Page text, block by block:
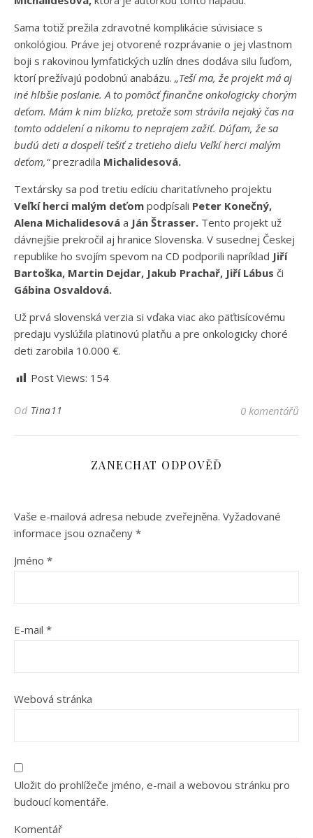
Sama totiž prežila zdravotné komplikácie súvisiace s
onkológiou. Práve jej otvorené rozprávanie o jej vlastnom
boji s rakovinou lymfatických uzlín dnes dodáva silu ľuďom,
ktorí prežívajú podobnú anabázu. „Teší ma, že projekt má aj
iné hlbšie poslanie. A to pomôcť finančne onkologicky chorým
deťom. Mám k nim blízko, pretože som strávila nejaký čas na
tomto oddelení a nikomu to neprajem zažiť. Dúfam, že sa
budú deti a dospelí tešiť z tretieho dielu Veľkí herci malým
deťom,“prezradila Michalidesová.
Textársky sa pod tretiu edíciu charitatívneho projektu
Veľkí herci malým deťom podpísali Peter Konečný,
Alena Michalidesová a Ján Štrasser. Tento projekt už
dávnejšie prekročil aj hranice Slovenska. V susednej Českej
republike ho svojím spevom na CD podporili napríklad Jiří
Bartoška, Martin Dejdar, Jakub Prachař, Jiří Lábus či
Gábina Osvaldová.
Už prvá slovenská verzia si vďaka viac ako päťtisícovému
predaju vyslúžila platinovú platňu a pre onkologicky choré
deti zarobila 10.000 €.
Post Views: 154
Od Tina11 0 komentářů
ZANECHAT ODPOVĚĎ
Vaše e-mailová adresa nebude zveřejněna. Vyžadované
informace jsou označeny *
Jméno *
E-mail *
Webová stránka
Uložit do prohlížeče jméno, e-mail a webovou stránku pro
budoucí komentáře.
Komentář